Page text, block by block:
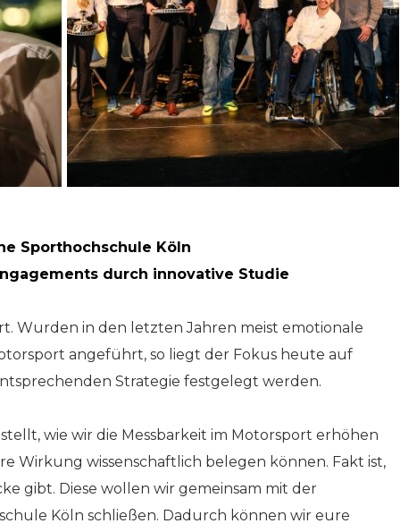
Sporthochschule Köln
durch innovative Studie
Wurden in den letzten Jahren meist emotionale
angeführt, so liegt der Fokus heute auf
Strategie festgelegt werden.
wie wir die Messbarkeit im Motorsport erhöhen
Wirkung wissenschaftlich belegen können. Fakt ist,
gibt. Diese wollen wir gemeinsam mit der
Köln schließen. Dadurch können wir eure